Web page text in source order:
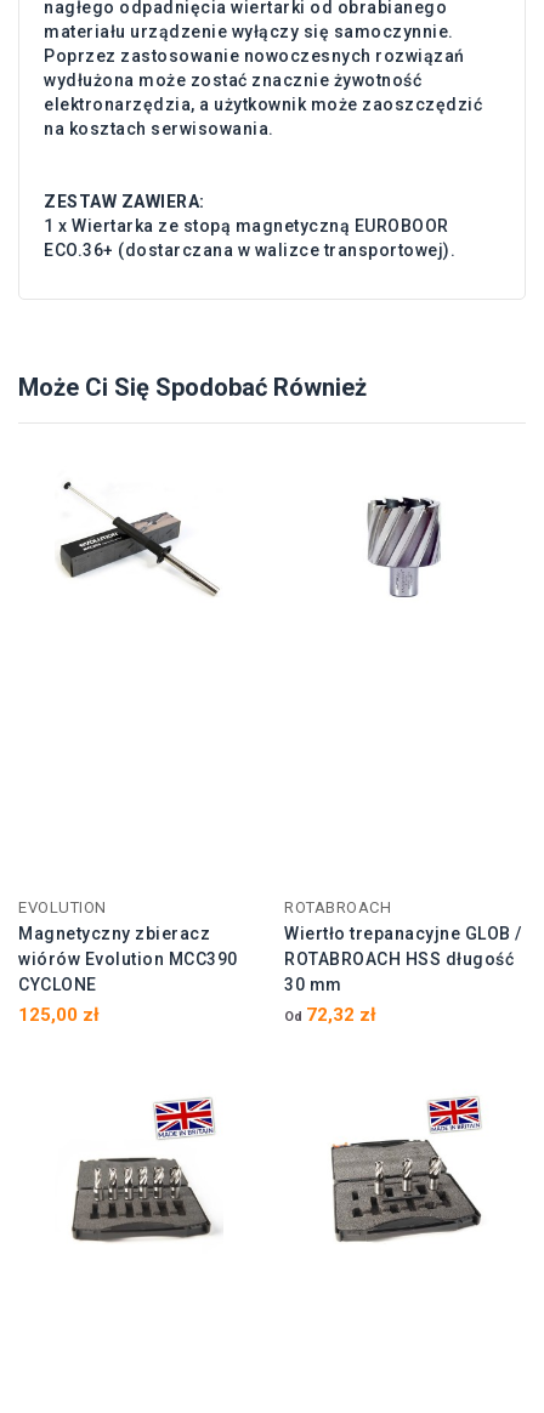
nagłego odpadnięcia wiertarki od obrabianego
materiału urządzenie wyłączy się samoczynnie.
Poprzez zastosowanie nowoczesnych rozwiązań
wydłużona może zostać znacznie żywotność
elektronarzędzia, a użytkownik może zaoszczędzić
na kosztach serwisowania.
ZESTAW ZAWIERA:
1 x Wiertarka ze stopą magnetyczną EUROBOOR
ECO.36+ (dostarczana w walizce transportowej).
Może Ci Się Spodobać Również
EVOLUTION
Magnetyczny zbieracz
wiórów Evolution MCC390
CYCLONE
125,00 zł
ROTABROACH
Wiertło trepanacyjne GLOB /
ROTABROACH HSS długość
30 mm
Od 72,32 zł